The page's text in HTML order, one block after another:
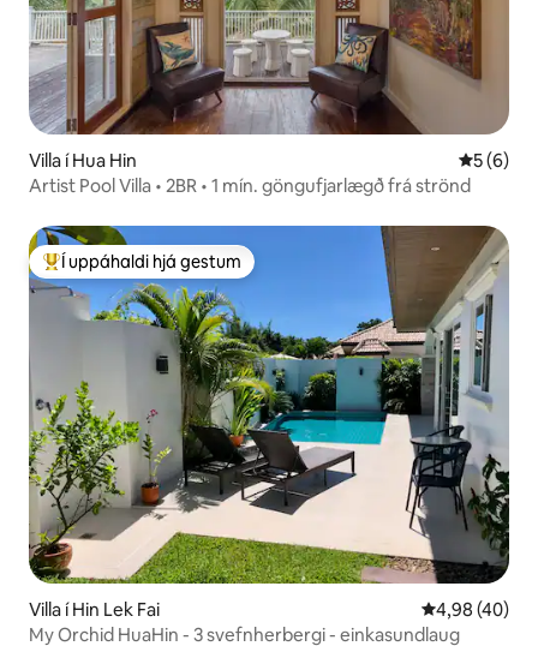
Villa í Hua Hin 5 af 5 í
5 (6)
Artist Pool Villa • 2BR • 1 mín. göngufjarlægð frá strönd
Í mestu uppáhaldi hjá gestum
Í uppáhaldi hjá gestum
Villa í Hin Lek Fai 4,98 af 5 í
4,98 (40)
My Orchid HuaHin - 3 svefnherbergi - einkasundlaug